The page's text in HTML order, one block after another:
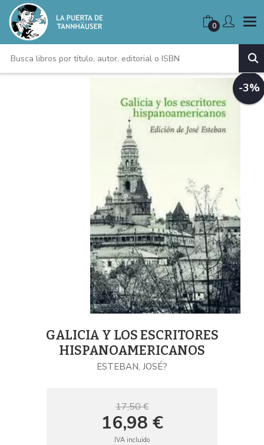
0
-3%
GALICIA Y LOS ESCRITORES
HISPANOAMERICANOS
ESTEBAN, JOSÉ?
17,50 €
16,98 €
IVA incluido